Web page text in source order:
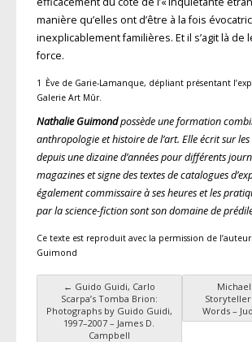
manière qu’elles ont d’être à la fois
inexplicablement familières. Et il s’agit là de
force.
1 Ève de Garie-Lamanque, dépliant présentant
Galerie Art Mûr.
Nathalie Guimondpossède une formation
anthropologie et histoire de l’art. Elle écrit sur les
depuis une dizaine d’années pour différents
magazines et signe des textes de catalogues
également commissaire à ses heures et les
par la science-fiction sont son domaine de
Ce texte est reproduit avec la permission de
Guimond
Navigation des articles
← Guido Guidi, Carlo
Scarpa’s Tomba Brion:
Photographs by Guido Guidi,
1997–2007 – James D.
Campbell
Words –